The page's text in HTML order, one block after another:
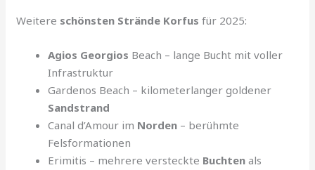
Weitere schönsten Strände Korfus für 2025:
Agios Georgios Beach – lange Bucht mit voller
Infrastruktur
Gardenos Beach – kilometerlanger goldener
Sandstrand
Canal d’Amour im Norden – berühmte
Felsformationen
Erimitis – mehrere versteckte Buchten als